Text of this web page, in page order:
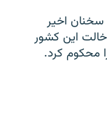
سخنان اخیر
این کشور
محکوم کرد.